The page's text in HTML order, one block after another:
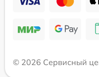
© 2026 Сервисный